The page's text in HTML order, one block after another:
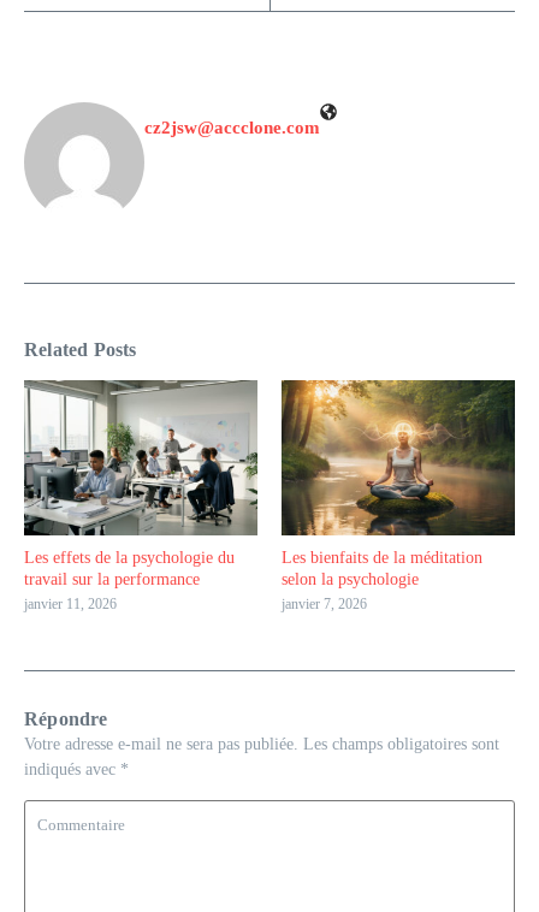
cz2jsw@accclone.com
Related Posts
Les effets de la psychologie du
travail sur la performance
janvier 11, 2026
Les bienfaits de la méditation
selon la psychologie
janvier 7, 2026
Répondre
Votre adresse e-mail ne sera pas publiée. Les champs obligatoires sont
indiqués avec *